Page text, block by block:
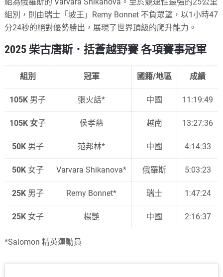
組別，則由瑞士「坡王」Remy Bonnet 不負眾望，以1小時47
分24秒的絕對優勢勝出，展現了世界頂級的爬升能力。
2025 柴古唐斯．括蒼越野賽 各項賽事冠軍
組別 冠軍 國籍/地區 成績
105K 男子 張火話* 中國 11:19:49
105K 女子 侯孝慈 越南 13:27:36
50K 男子 范邦林* 中國 4:14:33
50K 女子 Varvara Shikanova* 俄羅斯 5:03:23
25K 男子 Remy Bonnet* 瑞士 1:47:24
25K 女子 楊艷 中國 2:16:37
*Salomon 精英運動員